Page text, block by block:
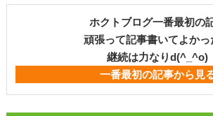
ホクトブログ一番最初の
頑張って記事書いてよかっ
継続は力なりd(^_^o)
一番最初の記事から見